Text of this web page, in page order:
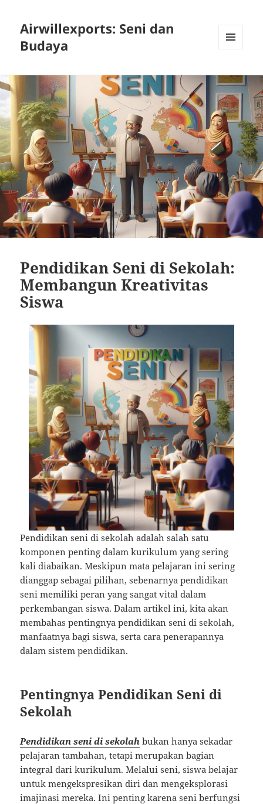
Airwillexports: Seni dan
Budaya
WIDGETS
Pendidikan Seni di Sekolah:
Membangun Kreativitas
Siswa
Pendidikan seni di sekolah adalah salah satu
komponen penting dalam kurikulum yang sering
kali diabaikan. Meskipun mata pelajaran ini sering
dianggap sebagai pilihan, sebenarnya pendidikan
seni memiliki peran yang sangat vital dalam
perkembangan siswa. Dalam artikel ini, kita akan
membahas pentingnya pendidikan seni di sekolah,
manfaatnya bagi siswa, serta cara penerapannya
dalam sistem pendidikan.
Pentingnya Pendidikan Seni di
Sekolah
Pendidikan seni di sekolah bukan hanya sekadar
pelajaran tambahan, tetapi merupakan bagian
integral dari kurikulum. Melalui seni, siswa belajar
untuk mengekspresikan diri dan mengeksplorasi
imajinasi mereka. Ini penting karena seni berfungsi